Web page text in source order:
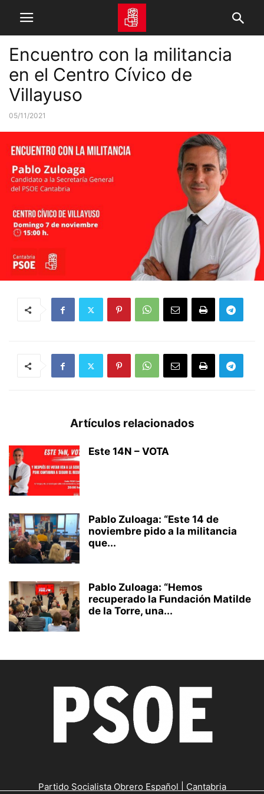
Encuentro con la militancia
en el Centro Cívico de
Villayuso
05/11/2021
Artículos relacionados
Este 14N – VOTA
Pablo Zuloaga: “Este 14 de
noviembre pido a la militancia
que...
Pablo Zuloaga: “Hemos
recuperado la Fundación Matilde
de la Torre, una...
Partido Socialista Obrero Español | Cantabria